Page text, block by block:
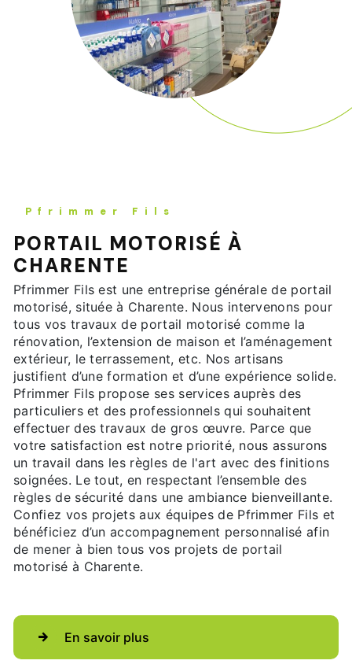
Pfrimmer Fils
PORTAIL MOTORISÉ À
CHARENTE
Pfrimmer Fils est une entreprise générale de portail
motorisé, située à Charente. Nous intervenons pour
tous vos travaux de portail motorisé comme la
rénovation, l’extension de maison et l’aménagement
extérieur, le terrassement, etc. Nos artisans
justifient d’une formation et d’une expérience solide.
Pfrimmer Fils propose ses services auprès des
particuliers et des professionnels qui souhaitent
effectuer des travaux de gros œuvre. Parce que
votre satisfaction est notre priorité, nous assurons
un travail dans les règles de l'art avec des finitions
soignées. Le tout, en respectant l’ensemble des
règles de sécurité dans une ambiance bienveillante.
Confiez vos projets aux équipes de Pfrimmer Fils et
bénéficiez d’un accompagnement personnalisé afin
de mener à bien tous vos projets de portail
motorisé à Charente.
En savoir plus